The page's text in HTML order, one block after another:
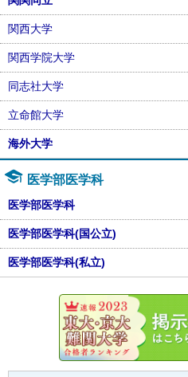
関西大学
関西学院大学
同志社大学
立命館大学
海外大学
医学部医学科
医学部医学科
医学部医学科(国公立)
医学部医学科(私立)